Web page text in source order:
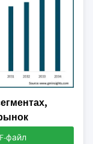
файл